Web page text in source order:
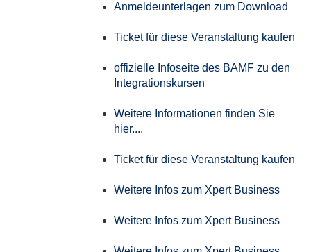
Anmeldeunterlagen zum Download
Ticket für diese Veranstaltung kaufen
offizielle Infoseite des BAMF zu den
Integrationskursen
Weitere Informationen finden Sie
hier....
Ticket für diese Veranstaltung kaufen
Weitere Infos zum Xpert Business
Weitere Infos zum Xpert Business